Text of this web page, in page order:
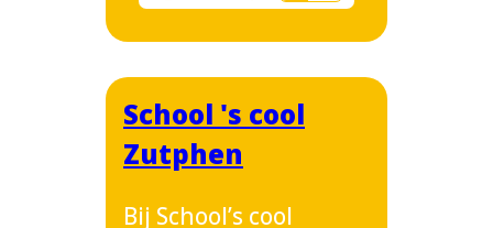
School 's cool
Zutphen
Bij School’s cool